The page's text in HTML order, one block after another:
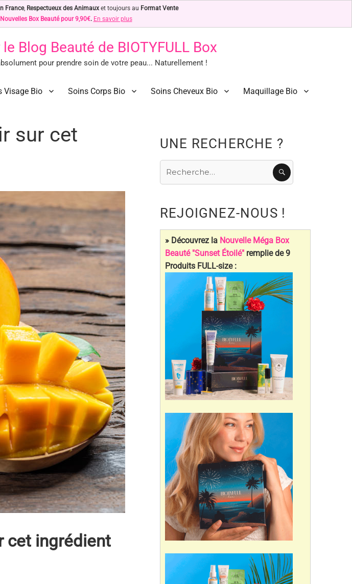
France, Respectueux des Animauxet toujours au Format Vente
Box Beauté pour 9,90€. En savoir plus
Blog Beauté de BIOTYFULL Box
pour prendre soin de votre peau... Naturellement !
Naturelles !
soin de votre peau… Naturellement !
Visage Bio Soins Corps Bio Soins Cheveux Bio Maquillage Bio
sur cet
cet ingrédient
UNE RECHERCHE ?
REJOIGNEZ-NOUS !
» Découvrez la Nouvelle Méga Box
Beauté "Sunset Étoilé"remplie de 9
Produits FULL-size :